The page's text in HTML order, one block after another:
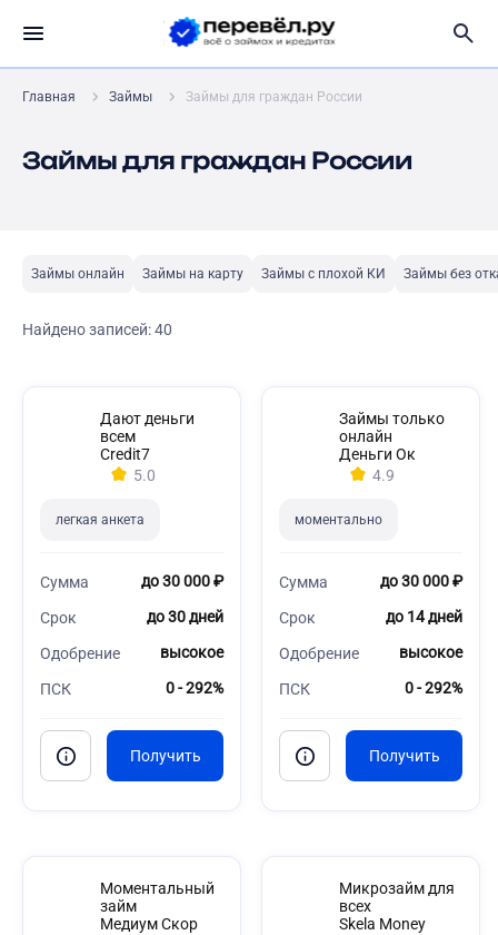
Главная Займы Займы для граждан России
Займы для граждан России
Займы онлайн Займы на карту Займы с плохой КИ Займы без
Найдено записей:40
Дают деньги
всем
Credit7
5.0
легкая анкета
Сумма до 30 000 ₽
Срок до 30 дней
Одобрение высокое
ПСК 0 - 292%
Займы только
онлайн
Деньги Ок
4.9
моментально
Сумма до 30 000 ₽
Срок до 14 дней
Одобрение высокое
ПСК 0 - 292%
Моментальный
займ
Медиум Скор
Микрозайм для
всех
Skela Money